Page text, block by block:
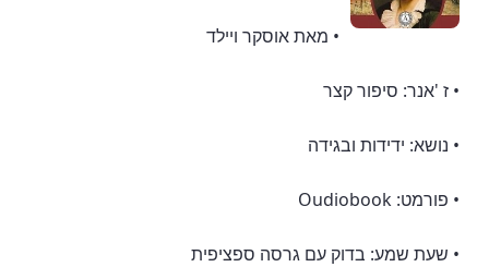
• מאת אוסקר ויילד
• ז 'אנר: סיפור קצר
• נושא: ידידות ובגידה
• פורמט: Oudiobook
• שעת שמע: בדוק עם גרסה ספציפית